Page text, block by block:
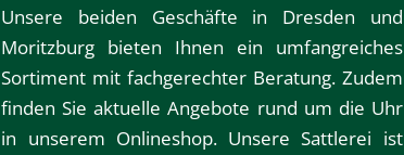
Unsere beiden Geschäfte in Dresden und
Moritzburg bieten Ihnen ein umfangreiches
Sortiment mit fachgerechter Beratung. Zudem
finden Sie aktuelle Angebote rund um die Uhr
in unserem Onlineshop. Unsere Sattlerei ist